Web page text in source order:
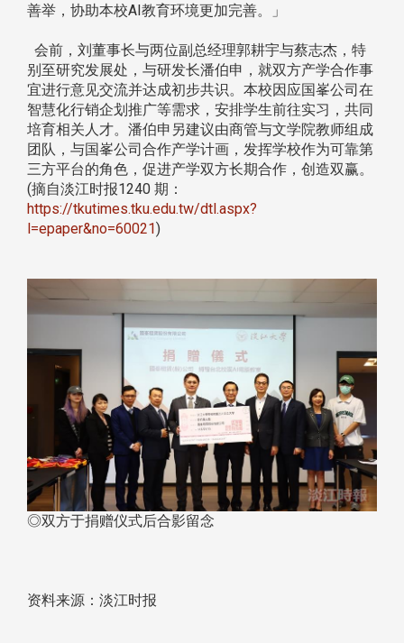
善举，协助本校AI教育环境更加完善。」
会前，刘董事长与两位副总经理郭耕宇与蔡志杰，特
别至研究发展处，与研发长潘伯申，就双方产学合作事
宜进行意见交流并达成初步共识。本校因应国峯公司在
智慧化行销企划推广等需求，安排学生前往实习，共同
培育相关人才。潘伯申另建议由商管与文学院教师组成
团队，与国峯公司合作产学计画，发挥学校作为可靠第
三方平台的角色，促进产学双方长期合作，创造双赢。
(摘自淡江时报1240 期：
https://tkutimes.tku.edu.tw/dtl.aspx?
l=epaper&no=60021)
◎双方于捐赠仪式后合影留念
资料来源：淡江时报